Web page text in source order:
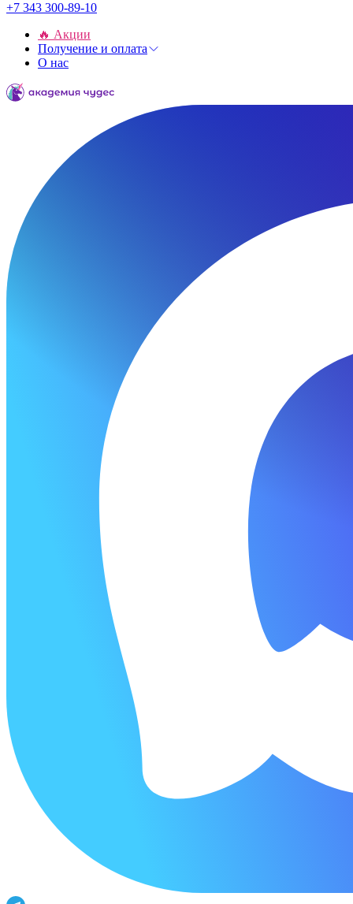
+7 343 300-89-10
🔥 Акции
Получение и оплата
О нас